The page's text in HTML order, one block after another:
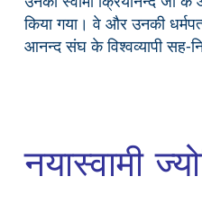
किया गया। वे और उनकी
आनन्द संघ के विश्वव्यापी सह-
नयास्वामी